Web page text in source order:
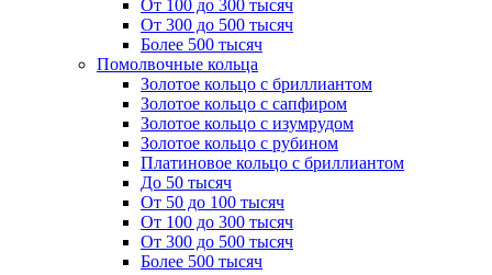
От 100 до 300 тысяч
От 300 до 500 тысяч
Более 500 тысяч
Помолвочные кольца
Золотое кольцо с бриллиантом
Золотое кольцо с сапфиром
Золотое кольцо с изумрудом
Золотое кольцо с рубином
Платиновое кольцо с бриллиантом
До 50 тысяч
От 50 до 100 тысяч
От 100 до 300 тысяч
От 300 до 500 тысяч
Более 500 тысяч